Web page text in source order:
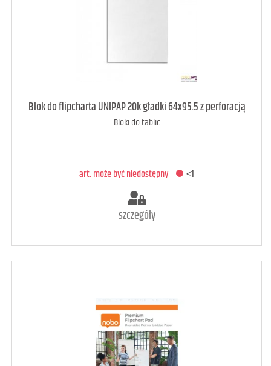
art. może być niedostępny <1
Blok do flipcharta UNIPAP 20k gładki 64x95.5 z perforacją
Bloki do tablic
art. może być niedostępny <1
szczegóły